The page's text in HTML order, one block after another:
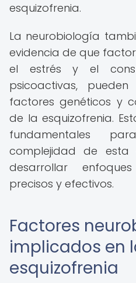
esquizofrenia.
La neurobiología
evidencia de que
el estrés y el
psicoactivas,
factores genéticos y
de la esquizofrenia.
fundamentales
complejidad de
desarrollar
precisos y efectivos.
Factores
implicados en
esquizofrenia